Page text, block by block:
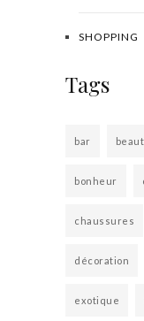
SHOPPING
Tags
bar
bonheur
chaussures
décoration
exotique